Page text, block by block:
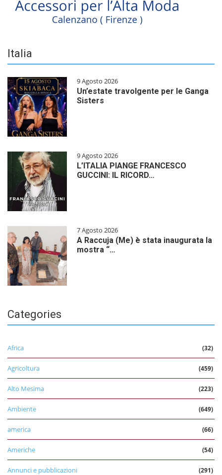
Italia
9 Agosto 2026
Un’estate travolgente per le Ganga
Sisters
9 Agosto 2026
L’ITALIA PIANGE FRANCESCO
GUCCINI: IL RICORD…
7 Agosto 2026
A Raccuja (Me) è stata inaugurata la
mostra “…
Categories
Africa (32)
Agricoltura (459)
Alto Mesima (223)
Ambiente (649)
america (66)
Americhe (54)
Annunci e pubblicazioni (291)